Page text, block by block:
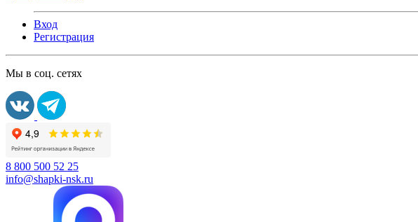
Вход
Регистрация
Мы в соц. сетях
8 800 500 52 25
info@shapki-nsk.ru